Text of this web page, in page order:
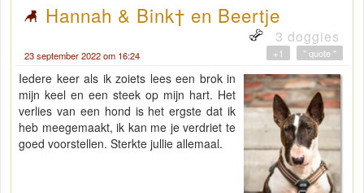
Hannah & Bink† en Beertje
3 doggies
23 september 2022 om 16:24 " quote "
+1
Iedere keer als ik zoiets lees een brok in
mijn keel en een steek op mijn hart. Het
verlies van een hond is het ergste dat ik
heb meegemaakt, ik kan me je verdriet te
goed voorstellen. Sterkte jullie allemaal.